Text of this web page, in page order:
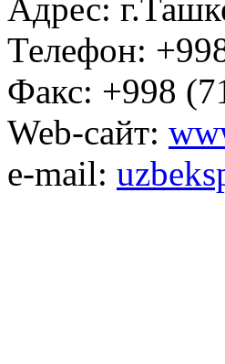
Адрес:
Телефон:
Факс: +998
Web-сайт:
e-mail: